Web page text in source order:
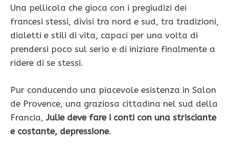
Una pellicola che gioca con i pregiudizi dei
francesi stessi, divisi tra nord e sud, tra tradizioni,
dialetti e stili di vita, capaci per una volta di
prendersi poco sul serio e di iniziare finalmente a
ridere di se stessi.
Pur conducendo una piacevole esistenza in Salon
de Provence, una graziosa cittadina nel sud della
Francia,Julie deve fare i conti con una strisciante
e costante, depressione.